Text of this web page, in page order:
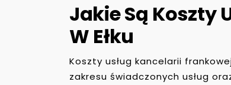
Jakie Są Koszty
W Ełku
Koszty usług kancelarii
zakresu świadczonych usług